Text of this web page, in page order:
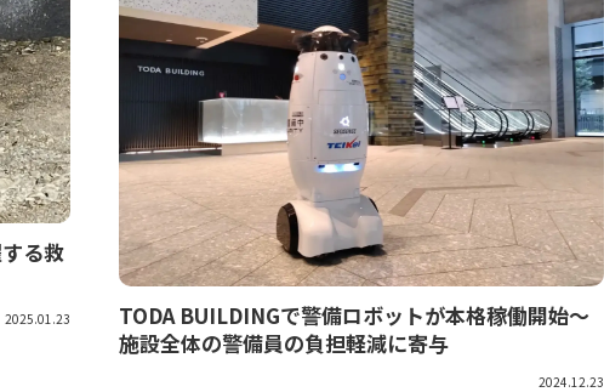
る救
2025.01.23
TODA BUILDINGで警備ロボットが本格稼働開始～
施設全体の警備員の負担軽減に寄与
2024.12.23